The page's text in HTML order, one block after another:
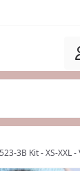
på Enter)
3B Kit - XS-XXL